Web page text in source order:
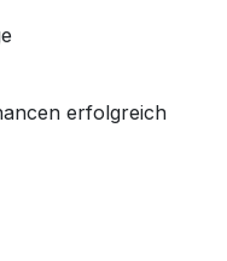
erfolgreich